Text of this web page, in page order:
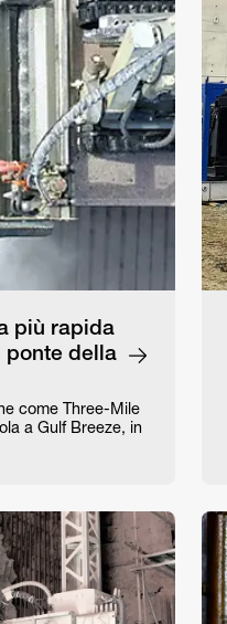
più rapida
ponte della
come Three-Mile
a Gulf Breeze, in